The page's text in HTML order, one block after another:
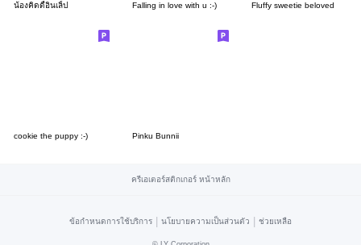
น้องคิดดี้อินเลิ้ป Falling in love with u :-) Fluffy sweetie beloved
cookie the puppy :-) Pinku Bunnii
ครีเอเตอร์สติกเกอร์ หน้าหลัก
ข้อกำหนดการใช้บริการ | นโยบายความเป็นส่วนตัว | ช่วยเหลือ